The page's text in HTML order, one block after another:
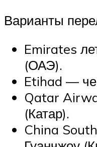
Варианты
Emirates
(ОАЭ).
Etihad —
Qatar
(Катар).
China